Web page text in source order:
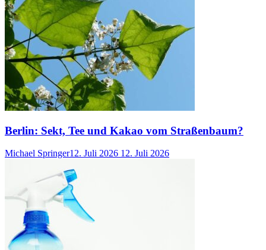
Berlin: Sekt, Tee und Kakao vom Straßenbaum?
Michael Springer12. Juli 2026 12. Juli 2026